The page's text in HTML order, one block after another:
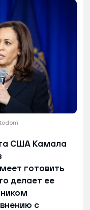
США Камала
готовить
делает ее
с